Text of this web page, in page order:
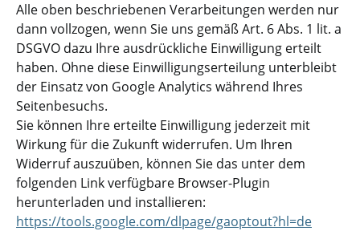
Alle oben beschriebenen Verarbeitungen werden nur
dann vollzogen, wenn Sie uns gemäß Art. 6 Abs. 1 lit. a
DSGVO dazu Ihre ausdrückliche Einwilligung erteilt
haben. Ohne diese Einwilligungserteilung unterbleibt
der Einsatz von Google Analytics während Ihres
Seitenbesuchs.
Sie können Ihre erteilte Einwilligung jederzeit mit
Wirkung für die Zukunft widerrufen. Um Ihren
Widerruf auszuüben, können Sie das unter dem
folgenden Link verfügbare Browser-Plugin
herunterladen und installieren:
https://tools.google.com/dlpage/gaoptout?hl=de